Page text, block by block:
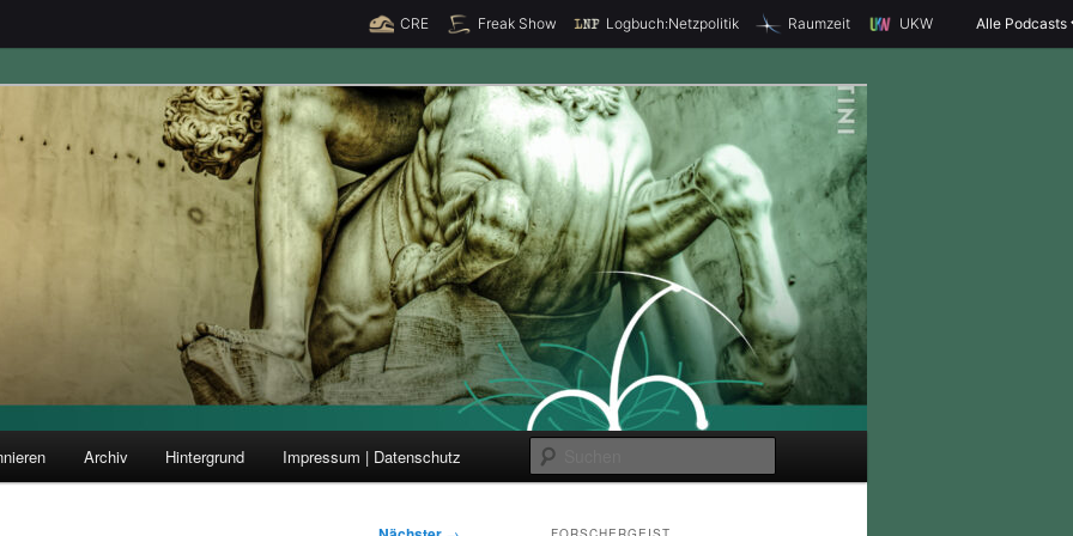
CRE Freak Show Logbuch:Netzpolitik Raumzeit UKW Alle Podcasts
und Forschung
u
Archiv Hintergrund Impressum | Datenschutz